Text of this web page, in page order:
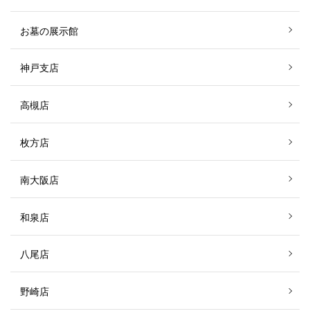
お墓の展示館
神戸支店
高槻店
枚方店
南大阪店
和泉店
八尾店
野崎店